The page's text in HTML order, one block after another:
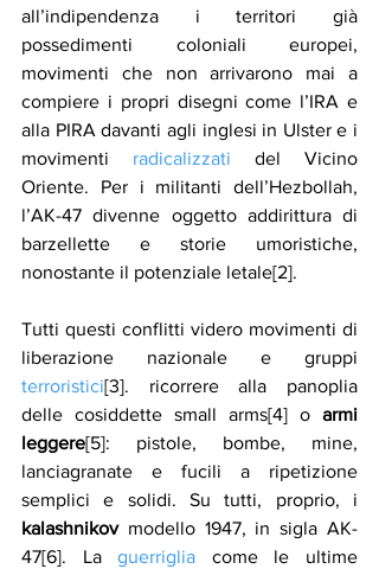
all’indipendenza i territori già
possedimenti coloniali europei,
movimenti che non arrivarono mai a
compiere i propri disegni come l’IRA e
alla PIRA davanti agli inglesi in Ulster e i
movimenti radicalizzati del Vicino
Oriente. Per i militanti dell’Hezbollah,
l’AK-47 divenne oggetto addirittura di
barzellette e storie umoristiche,
nonostante il potenziale letale[2].
Tutti questi conflitti videro movimenti di
terroristici[3]. ricorrere alla panoplia
delle cosiddette small arms[4] o armi
leggere[5]: pistole, bombe, mine,
lanciagranate e fucili a ripetizione
semplici e solidi. Su tutti, proprio, i
kalashnikov modello 1947, in sigla AK-
47[6]. La guerriglia come le ultime